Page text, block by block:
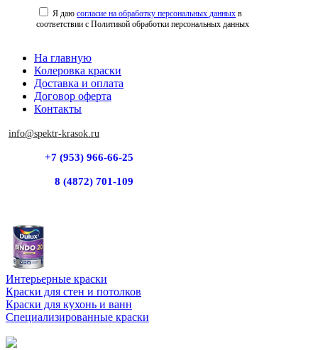
Я даюсогласие на обработку персональных данных в
соответствии с Политикой обработки персональных данных
На главную
Колеровка краски
Доставка и оплата
Договор оферта
Контакты
info@spektr-krasok.ru
+7 (953) 966-66-25
8 (4872) 701-109
Интерьерные краски
Краски для стен и потолков
Краски для кухонь и ванн
Специализированные краски